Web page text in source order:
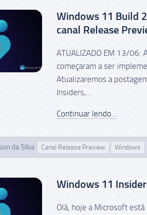
Windows 11 Build
canal Release
ATUALIZADO EM 13/06:
começaram a ser
Atualizaremos a
Insiders,...
Continuar lendo...
da Silva Canal Release Preview Windows
Windows 11
Olá, hoje a Microsoft